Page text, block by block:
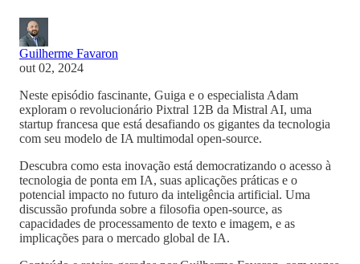
Guilherme Favaron
out 02, 2024
Neste episódio fascinante, Guiga e o especialista Adam
exploram o revolucionário Pixtral 12B da Mistral AI, uma
startup francesa que está desafiando os gigantes da tecnologia
com seu modelo de IA multimodal open-source.
Descubra como esta inovação está democratizando o acesso à
tecnologia de ponta em IA, suas aplicações práticas e o
potencial impacto no futuro da inteligência artificial. Uma
discussão profunda sobre a filosofia open-source, as
capacidades de processamento de texto e imagem, e as
implicações para o mercado global de IA.